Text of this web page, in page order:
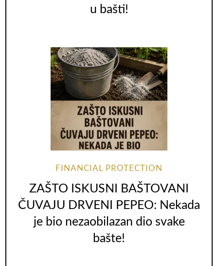
u bašti!
FINANCIAL PROTECTION
ZAŠTO ISKUSNI BAŠTOVANI
ČUVAJU DRVENI PEPEO: Nekada
je bio nezaobilazan dio svake
bašte!